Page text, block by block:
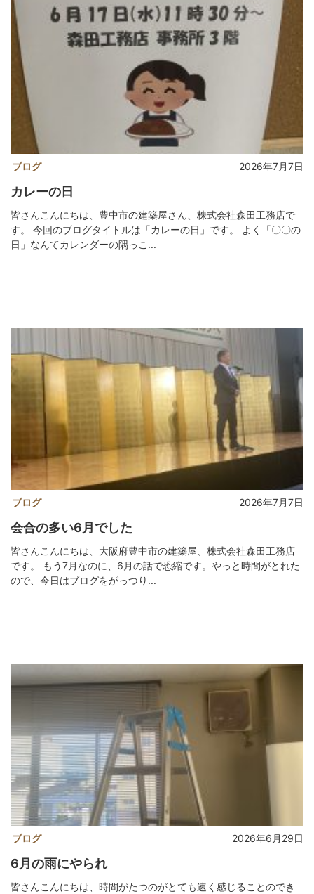
ブログ 2026年7月7日
カレーの日
皆さんこんにちは、豊中市の建築屋さん、株式会社森田工務店で
す。 今回のブログタイトルは「カレーの日」です。 よく「〇〇の
日」なんてカレンダーの隅っこ...
ブログ 2026年7月7日
会合の多い6月でした
皆さんこんにちは、大阪府豊中市の建築屋、株式会社森田工務店
です。 もう7月なのに、6月の話で恐縮です。やっと時間がとれた
ので、今日はブログをがっつり...
ブログ 2026年6月29日
6月の雨にやられ
皆さんこんにちは、時間がたつのがとても速く感じることのでき